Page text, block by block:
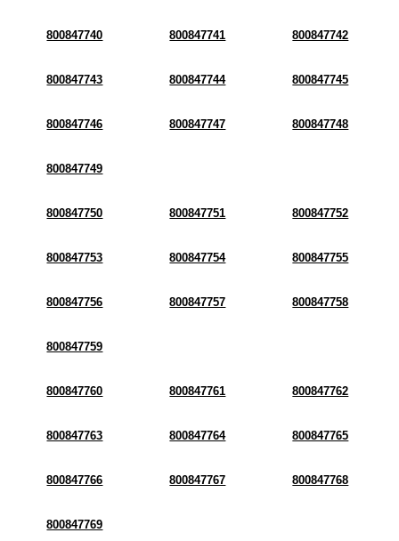
800847740 800847741 800847742
800847743 800847744 800847745
800847746 800847747 800847748
800847749
800847750 800847751 800847752
800847753 800847754 800847755
800847756 800847757 800847758
800847759
800847760 800847761 800847762
800847763 800847764 800847765
800847766 800847767 800847768
800847769